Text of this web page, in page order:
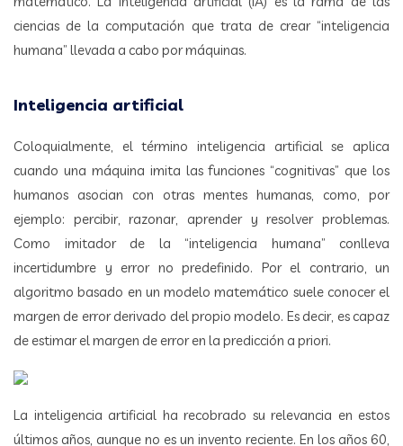
ciencias de la computación que trata de crear “inteligencia
humana” llevada a cabo por máquinas.
Inteligencia artificial
Coloquialmente, el término inteligencia artificial se aplica
cuando una máquina imita las funciones “cognitivas” que los
humanos asocian con otras mentes humanas, como, por
ejemplo: percibir, razonar, aprender y resolver problemas.
Como imitador de la “inteligencia humana” conlleva
incertidumbre y error no predefinido. Por el contrario, un
algoritmo basado en un modelo matemático suele conocer el
margen de error derivado del propio modelo. Es decir, es capaz
de estimar el margen de error en la predicción a priori.
La inteligencia artificial ha recobrado su relevancia en estos
últimos años, aunque no es un invento reciente. En los años 60,